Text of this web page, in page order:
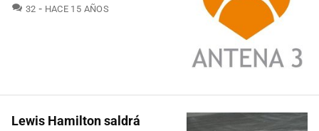
32 COMENTARIOS
HACE 15 AÑOS
Lewis Hamilton saldrá